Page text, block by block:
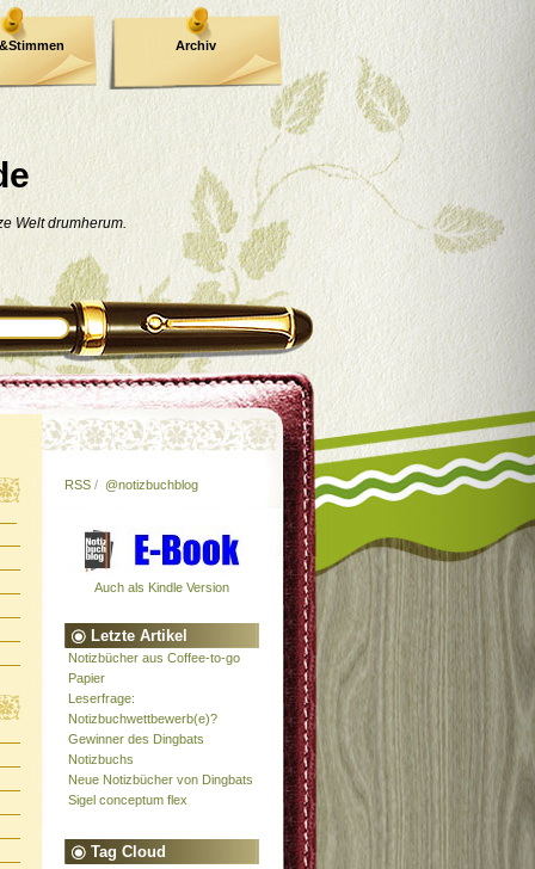
Welt drumherum.
Archiv
RSS / @notizbuchblog
Auch als Kindle Version
Letzte Artikel
Notizbücher aus Coffee-to-go
Papier
Leserfrage:
Notizbuchwettbewerb(e)?
Gewinner des Dingbats
Notizbuchs
Neue Notizbücher von Dingbats
Sigel conceptum flex
Tag Cloud